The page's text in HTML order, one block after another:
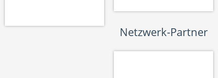
Netzwerk-Partner